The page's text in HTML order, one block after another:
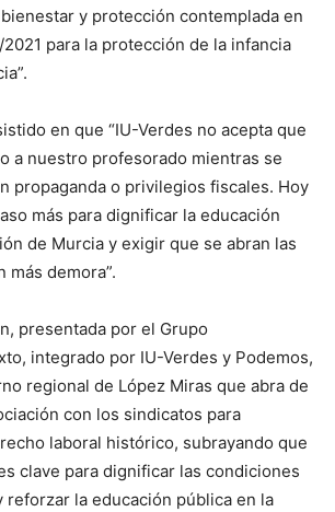
y protección contemplada en
para la protección de la infancia
en que “IU-Verdes no acepta que
a nuestro profesorado mientras se
propaganda o privilegios fiscales. Hoy
más para dignificar la educación
de Murcia y exigir que se abran las
más demora”.
presentada por el Grupo
integrado por IU-Verdes y Podemos,
regional de López Miras que abra de
con los sindicatos para
laboral histórico, subrayando que
clave para dignificar las condiciones
reforzar la educación pública en la